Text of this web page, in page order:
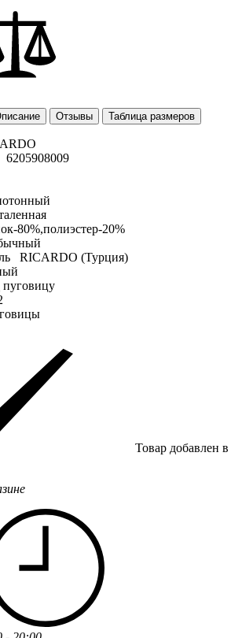
Отзывы Таблица размеров
6205908009
80%,полиэстер-20%
RICARDO (Турция)
пуговицу
Товар добавлен в